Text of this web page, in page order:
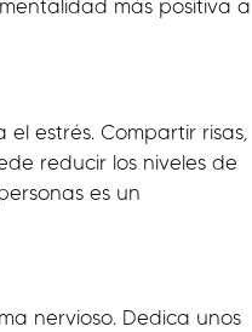
más positiva a
estrés. Compartir risas,
reducir los niveles de
es un
nervioso. Dedica unos